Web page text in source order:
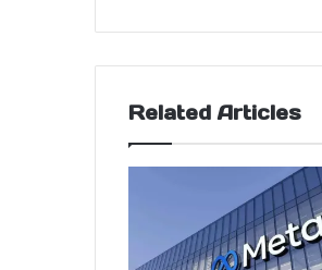
Related Articles